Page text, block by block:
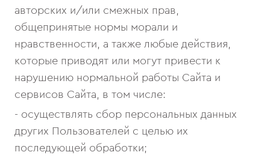
авторских и/или смежных прав,
общепринятые нормы морали и
нравственности, а также любые действия,
которые приводят или могут привести к
нарушению нормальной работы Сайта и
сервисов Сайта, в том числе:
- осуществлять сбор персональных данных
других Пользователей с целью их
последующей обработки;